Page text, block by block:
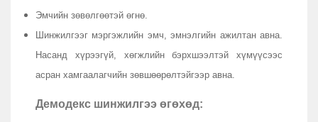
Эмчийн зөвөлгөөтэй өгнө.
Шинжилгээг мэргэжлийн эмч, эмнэлгийн ажилтан авна.
Насанд хүрээгүй, хөгжлийн бэрхшээлтэй хүмүүсээс
асран хамгаалагчийн зөвшөөрөлтэйгээр авна.
Демодекс шинжилгээ өгөхөд: